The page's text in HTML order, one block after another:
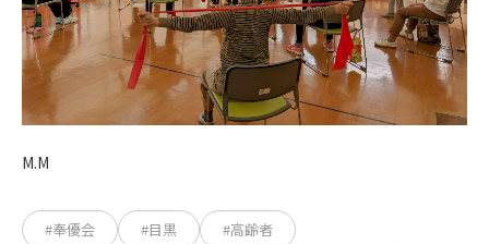
M.M
#奉優会 #目黒
#高齢者